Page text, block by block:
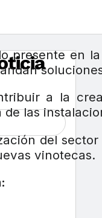
presente en
a la
las
del
vinotecas.